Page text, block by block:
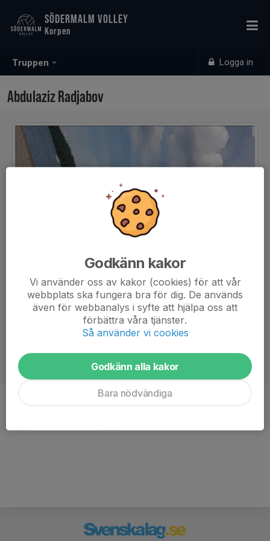
Truppen Logga in
SÖDERMALM VOLLEY
Korpen
Abdulaziz Radjabov
Ålder
19 år
Godkänn kakor
Vi använder oss av kakor (cookies) för att vår
webbplats ska fungera bra för dig. De används
även för webbanalys i syfte att hjälpa oss att
förbättra våra tjänster.
Så använder vi cookies
Godkänn alla kakor
Bara nödvändiga